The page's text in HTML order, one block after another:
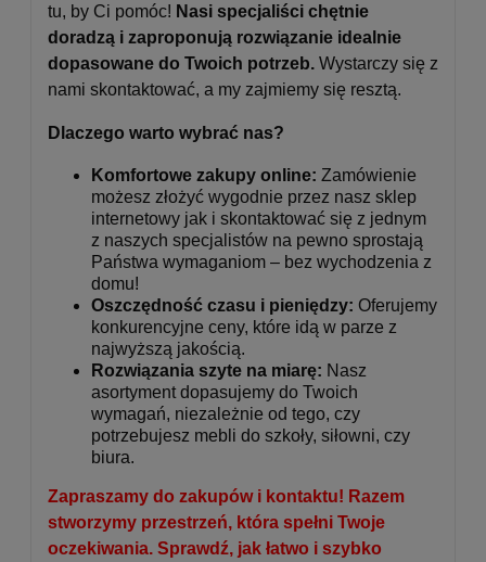
tu, by Ci pomóc! Nasi specjaliści chętnie
doradzą i zaproponują rozwiązanie idealnie
dopasowane do Twoich potrzeb. Wystarczy się z
nami skontaktować, a my zajmiemy się resztą.
Dlaczego warto wybrać nas?
Komfortowe zakupy online: Zamówienie
możesz złożyć wygodnie przez nasz sklep
internetowy jak i skontaktować się z jednym
z naszych specjalistów na pewno sprostają
Państwa wymaganiom – bez wychodzenia z
domu!
Oszczędność czasu i pieniędzy: Oferujemy
konkurencyjne ceny, które idą w parze z
najwyższą jakością.
Rozwiązania szyte na miarę: Nasz
asortyment dopasujemy do Twoich
wymagań, niezależnie od tego, czy
potrzebujesz mebli do szkoły, siłowni, czy
biura.
Zapraszamy do zakupów i kontaktu! Razem
stworzymy przestrzeń, która spełni Twoje
oczekiwania. Sprawdź, jak łatwo i szybko